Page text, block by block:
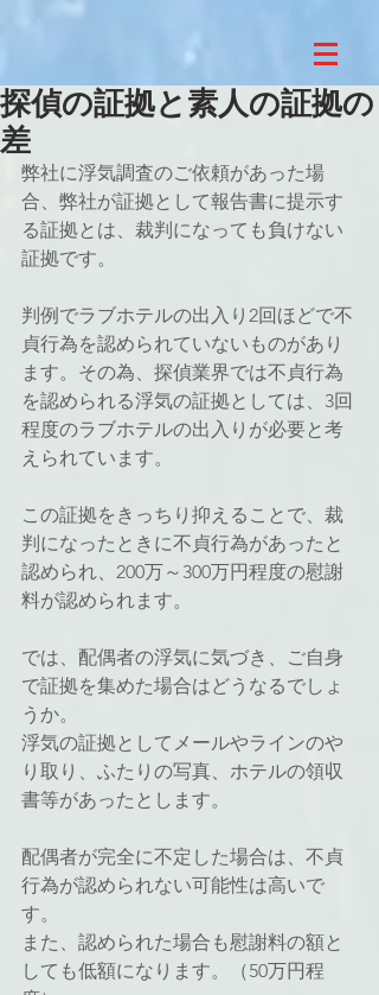
探偵の証拠と素人の証拠の
差
弊社に浮気調査のご依頼があった場
合、弊社が証拠として報告書に提示す
る証拠とは、裁判になっても負けない
証拠です。
判例でラブホテルの出入り2回ほどで不
貞行為を認められていないものがあり
ます。その為、探偵業界では不貞行為
を認められる浮気の証拠としては、3回
程度のラブホテルの出入りが必要と考
えられています。
この証拠をきっちり抑えることで、裁
判になったときに不貞行為があったと
認められ、200万～300万円程度の慰謝
料が認められます。
では、配偶者の浮気に気づき、ご自身
で証拠を集めた場合はどうなるでしょ
うか。
浮気の証拠としてメールやラインのや
り取り、ふたりの写真、ホテルの領収
書等があったとします。
配偶者が完全に不定した場合は、不貞
行為が認められない可能性は高いで
す。
また、認められた場合も慰謝料の額と
しても低額になります。（50万円程